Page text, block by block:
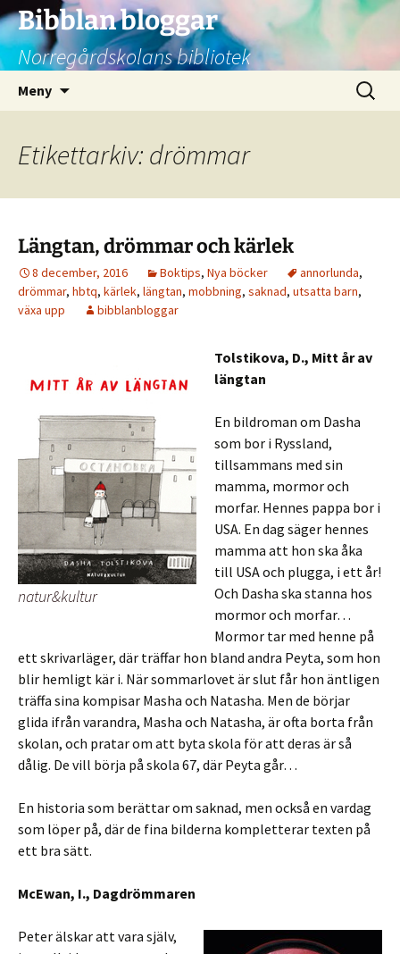
Bibblan bloggar
Norregårdskolans bibliotek
Meny
Sök
efter:
Etikettarkiv: drömmar
Längtan, drömmar och kärlek
8 december, 2016 Boktips, Nya böcker annorlunda,
drömmar, hbtq, kärlek, längtan, mobbning, saknad, utsatta barn,
växa upp
bibblanbloggar
natur&kultur
Tolstikova, D., Mitt år av
längtan
En bildroman om Dasha
som bor i Ryssland,
tillsammans med sin
mamma, mormor och
morfar. Hennes pappa bor i
USA. En dag säger hennes
mamma att hon ska åka
till USA och plugga, i ett år!
Och Dasha ska stanna hos
mormor och morfar…
Mormor tar med henne på
ett skrivarläger, där träffar hon bland andra Peyta, som hon
blir hemligt kär i. När sommarlovet är slut får hon äntligen
träffa sina kompisar Masha och Natasha. Men de börjar
glida ifrån varandra, Masha och Natasha, är ofta borta från
skolan, och pratar om att byta skola för att deras är så
dålig. De vill börja på skola 67, där Peyta går…
En historia som berättar om saknad, men också en vardag
som löper på, där de fina bilderna kompletterar texten på
ett bra sätt.
McEwan, I., Dagdrömmaren
Peter älskar att vara själv,